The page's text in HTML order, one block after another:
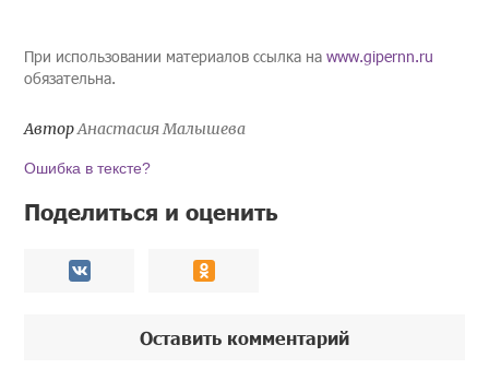
При использовании материалов ссылка наwww.gipernn.ru
обязательна.
АвторАнастасия Малышева
Ошибка в тексте?
Поделиться и оценить
Оставить комментарий